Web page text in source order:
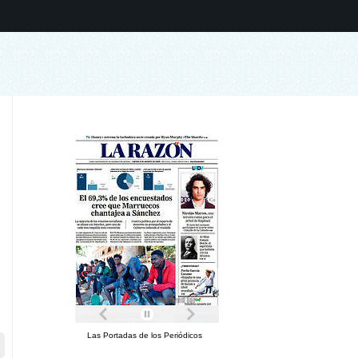
Las Portadas de los Periódicos